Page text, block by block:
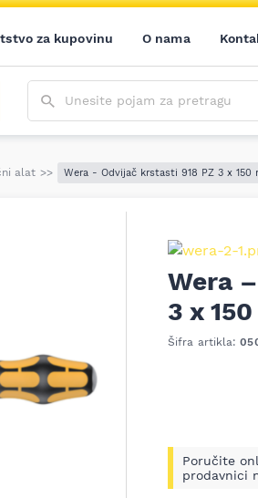
za kupovinu O nama
alat >> Wera - Odvijač krstasti 918 PZ 3 x 150
Wera
3 x
Šifra artikla:
Poručite
prodavnici